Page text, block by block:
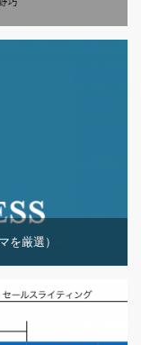
を厳選）